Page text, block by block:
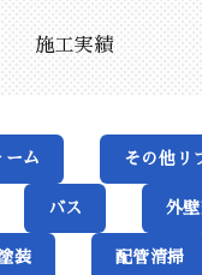
施工実績
ーム その他リ
バス 外
装 配管清掃